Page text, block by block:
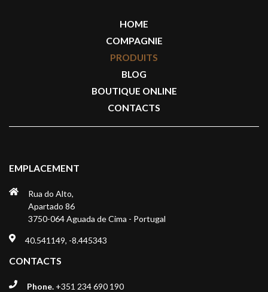
HOME
COMPAGNIE
PRODUITS
BLOG
BOUTIQUE ONLINE
CONTACTS
EMPLACEMENT
Rua do Alto,
Apartado 86
3750-064 Aguada de Cima - Portugal
40.541149, -8.445343
CONTACTS
Phone. +351 234 690 190